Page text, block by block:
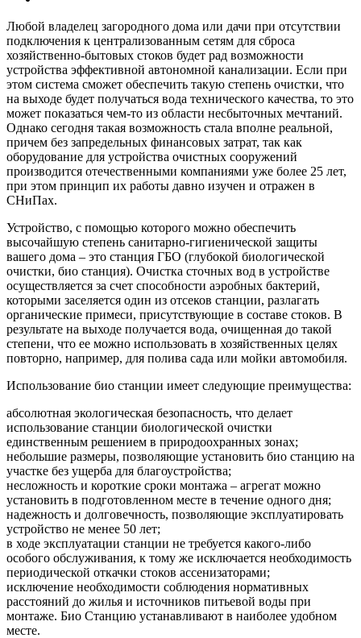
Любой владелец загородного дома или дачи при отсутствии
подключения к централизованным сетям для сброса
хозяйственно-бытовых стоков будет рад возможности
устройства эффективной автономной канализации. Если при
этом система сможет обеспечить такую степень очистки, что
на выходе будет получаться вода технического качества, то это
может показаться чем-то из области несбыточных мечтаний.
Однако сегодня такая возможность стала вполне реальной,
причем без запредельных финансовых затрат, так как
оборудование для устройства очистных сооружений
производится отечественными компаниями уже более 25 лет,
при этом принцип их работы давно изучен и отражен в
СНиПах.
Устройство, с помощью которого можно обеспечить
высочайшую степень санитарно-гигиенической защиты
вашего дома – это станция ГБО (глубокой биологической
очистки, био станция). Очистка сточных вод в устройстве
осуществляется за счет способности аэробных бактерий,
которыми заселяется один из отсеков станции, разлагать
органические примеси, присутствующие в составе стоков. В
результате на выходе получается вода, очищенная до такой
степени, что ее можно использовать в хозяйственных целях
повторно, например, для полива сада или мойки автомобиля.
Использование био станции имеет следующие преимущества:
абсолютная экологическая безопасность, что делает
использование станции биологической очистки
единственным решением в природоохранных зонах;
небольшие размеры, позволяющие установить био станцию на
участке без ущерба для благоустройства;
несложность и короткие сроки монтажа – агрегат можно
установить в подготовленном месте в течение одного дня;
надежность и долговечность, позволяющие эксплуатировать
устройство не менее 50 лет;
в ходе эксплуатации станции не требуется какого-либо
особого обслуживания, к тому же исключается необходимость
периодической откачки стоков ассенизаторами;
исключение необходимости соблюдения нормативных
расстояний до жилья и источников питьевой воды при
монтаже. Био Станцию устанавливают в наиболее удобном
месте.